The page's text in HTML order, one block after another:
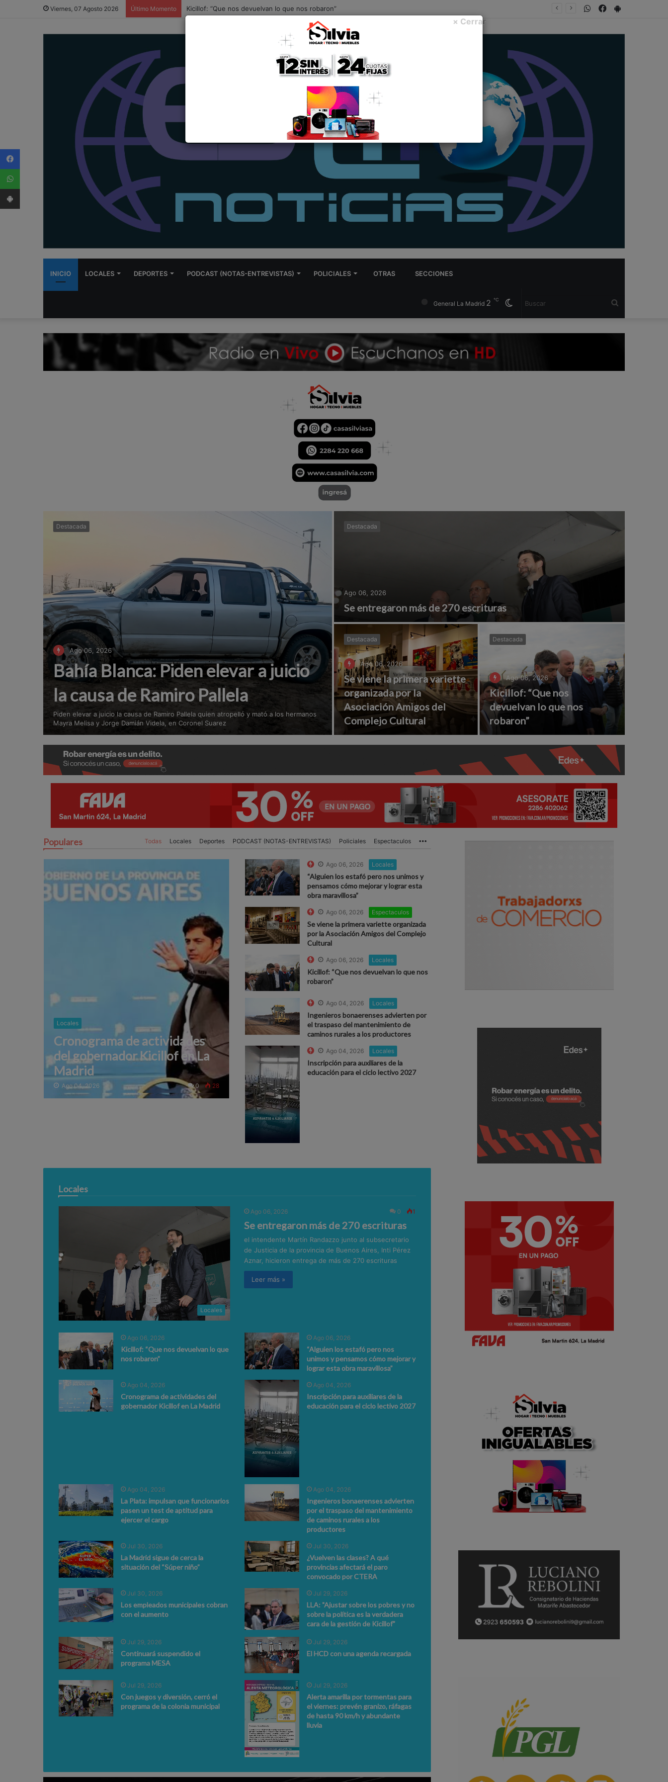
Viernes, 07 Agosto 2026 Último Momento Kicillof: “Que nos devuelvan lo que nos robaron” PlayStore
Facebook
WhatsApp
INICIO LOCALES DEPORTES PODCAST (NOTAS-ENTREVISTAS) POLICIALES OTRAS SECCIONES
Cambiar
modo
General La Madrid 2 ℃
Destacada
Ago 06, 2026
Bahía Blanca: Piden elevar a juicio
la causa de Ramiro Pallela
Piden elevar a juicio la causa de Ramiro Pallela quien atropelló y mató a los hermanos
Mayra Melisa y Jorge Damián Videla, en Coronel Suarez
Destacada
Ago 06, 2026
Se entregaron más de 270 escrituras
Destacada
Ago 06, 2026
Se viene la primera variette
organizada por la
Asociación Amigos del
Complejo Cultural
Destacada
Ago 06, 2026
Kicillof: “Que nos
devuelvan lo que nos
robaron”
Populares Todas Locales Deportes PODCAST (NOTAS-ENTREVISTAS) Policiales Espectaculos
Locales
Cronograma de actividades
del gobernador Kicillof en La
Madrid
Ago 04, 2026 0 28
Ago 06, 2026 Locales
“Alguien los estafó pero nos unimos y
pensamos cómo mejorar y lograr esta
obra maravillosa”
Ago 06, 2026 Espectaculos
Se viene la primera variette organizada
por la Asociación Amigos del Complejo
Cultural
Ago 06, 2026 Locales
Kicillof: “Que nos devuelvan lo que nos
robaron”
Ago 04, 2026 Locales
Ingenieros bonaerenses advierten por
el traspaso del mantenimiento de
caminos rurales a los productores
Ago 04, 2026 Locales
Inscripción para auxiliares de la
educación para el ciclo lectivo 2027
Locales
Locales
Ago 06, 2026 0 1
Se entregaron más de 270 escrituras
el intendente Martín Randazzo junto al subsecretario
de Justicia de la provincia de Buenos Aires, Inti Pérez
Aznar, hicieron entrega de más de 270 escrituras
Leer más »
Ago 06, 2026
Kicillof: “Que nos devuelvan lo que
nos robaron”
Ago 06, 2026
“Alguien los estafó pero nos
unimos y pensamos cómo mejorar y
lograr esta obra maravillosa”
Ago 04, 2026
Cronograma de actividades del
gobernador Kicillof en La Madrid
Ago 04, 2026
Inscripción para auxiliares de la
educación para el ciclo lectivo 2027
Ago 04, 2026
La Plata: impulsan que funcionarios
pasen un test de aptitud para
ejercer el cargo
Ago 04, 2026
Ingenieros bonaerenses advierten
por el traspaso del mantenimiento
de caminos rurales a los
productores
Jul 30, 2026
La Madrid sigue de cerca la
situación del “Súper niño”
Jul 30, 2026
¿Vuelven las clases? A qué
provincias afectará el paro
convocado por CTERA
Jul 30, 2026
Los empleados municipales cobran
con el aumento
Jul 29, 2026
LLA: "Ajustar sobre los pobres y no
sobre la política es la verdadera
cara de la gestión de Kicillof"
Jul 29, 2026
Continuará suspendido el
programa MESA
Jul 29, 2026
El HCD con una agenda recargada
Jul 29, 2026
Con juegos y diversión, cerró el
programa de la colonia municipal
Jul 29, 2026
Alerta amarilla por tormentas para
el viernes: prevén granizo, ráfagas
de hasta 90 km/h y abundante
lluvia
× Cerrar